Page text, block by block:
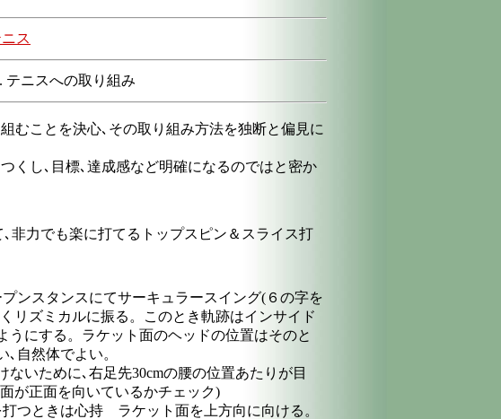
ス
テニスへの取り組み
むことを決心､その取り組み方法を独断と偏見に
くし､目標､達成感など明確になるのではと密か
非力でも楽に打てるトップスピン＆スライス打
ンスタンスにてサーキュラースイング(６の字を
リズミカルに振る。このとき軌跡はインサイド
うにする。ラケット面のヘッドの位置はそのと
､自然体でよい。
いために､右足先30cmの腰の位置あたりが目
が正面を向いているかチェック)
つときは心持 ラケット面を上方向に向ける。